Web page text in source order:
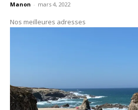
Manon - mars 4, 2022
Nos meilleures adresses